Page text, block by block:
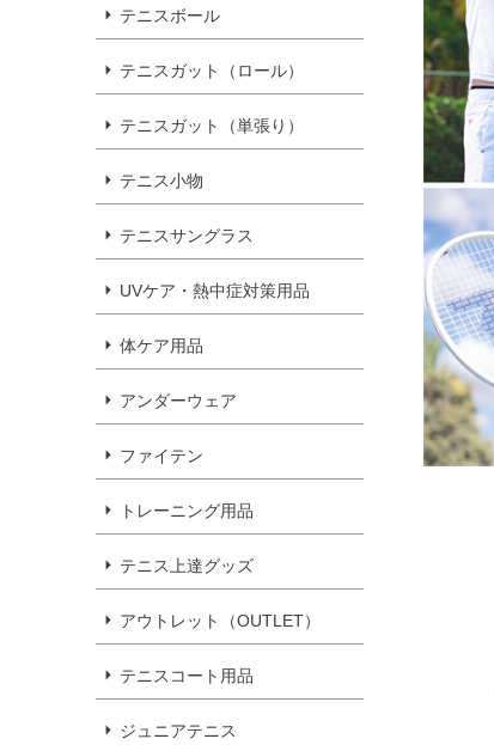
テニスボール
テニスガット（ロール）
テニスガット（単張り）
テニス小物
テニスサングラス
UVケア・熱中症対策用品
体ケア用品
アンダーウェア
ファイテン
トレーニング用品
テニス上達グッズ
アウトレット（OUTLET）
テニスコート用品
ジュニアテニス